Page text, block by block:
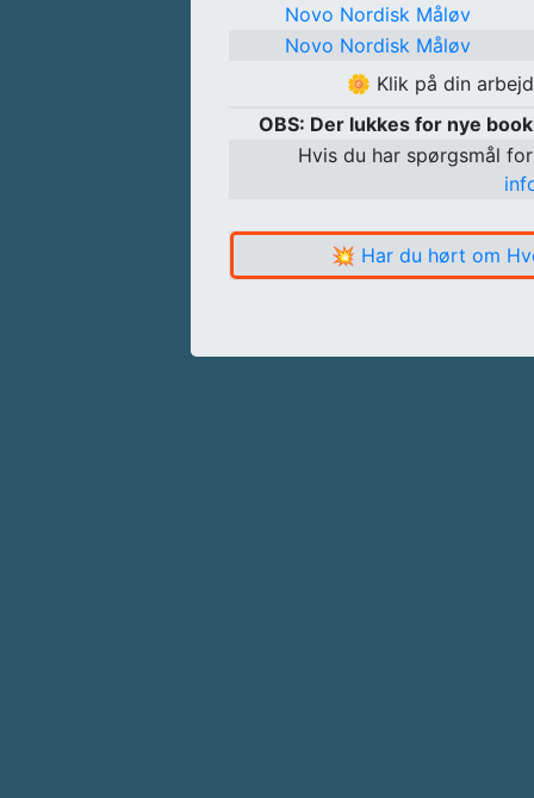
Novo Nordisk Måløv
Novo Nordisk Måløv
🌼 Klik på din
OBS: Der lukkes for nye
Hvis du har spørgsmål
💥 Har du hørt om